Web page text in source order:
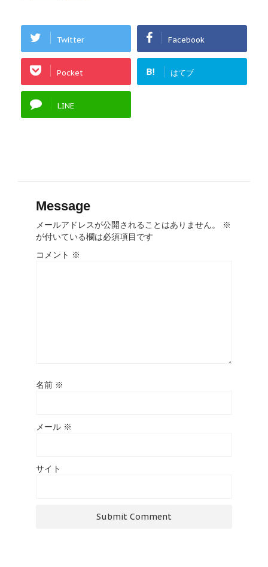
Twitter Facebook
Pocket B! はてブ
LINE
Message
メールアドレスが公開されることはありません。
※
が付いている欄は必須項目です
コメント ※
名前 ※
メール ※
サイト